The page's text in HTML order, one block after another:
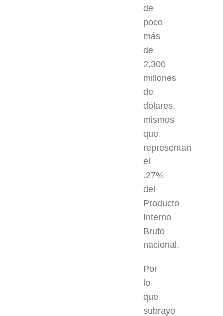
de
poco
más
de
2,300
millones
de
dólares,
mismos
que
representan
el
.27%
del
Producto
Interno
Bruto
nacional.
Por
lo
que
subrayó